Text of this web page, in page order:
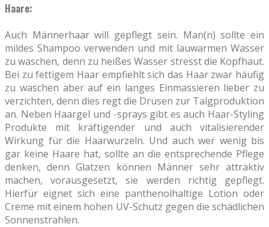
Haare:
Auch Männerhaar will gepflegt sein. Man(n) sollte ein
mildes Shampoo verwenden und mit lauwarmen Wasser
zu waschen, denn zu heißes Wasser stresst die Kopfhaut.
Bei zu fettigem Haar empfiehlt sich das Haar zwar häufig
zu waschen aber auf ein langes Einmassieren lieber zu
verzichten, denn dies regt die Drüsen zur Talgproduktion
an. Neben Haargel und -sprays gibt es auch Haar-Styling
Produkte mit kräftigender und auch vitalisierender
Wirkung für die Haarwurzeln. Und auch wer wenig bis
gar keine Haare hat, sollte an die entsprechende Pflege
denken, denn Glatzen können Männer sehr attraktiv
machen, vorausgesetzt, sie werden richtig gepflegt.
Hierfür eignet sich eine panthenolhaltige Lotion oder
Creme mit einem hohen UV-Schutz gegen die schädlichen
Sonnenstrahlen.